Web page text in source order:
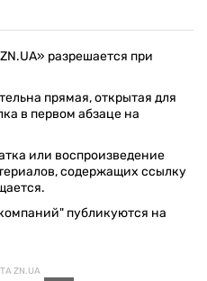
разрешается при
прямая, открытая для
в первом абзаце на
или воспроизведение
содержащих ссылку
публикуются на
ZN.UA